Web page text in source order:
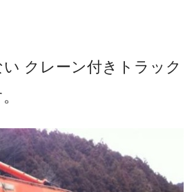
クレーン付きトラック